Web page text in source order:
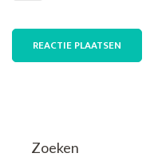
Zoeken